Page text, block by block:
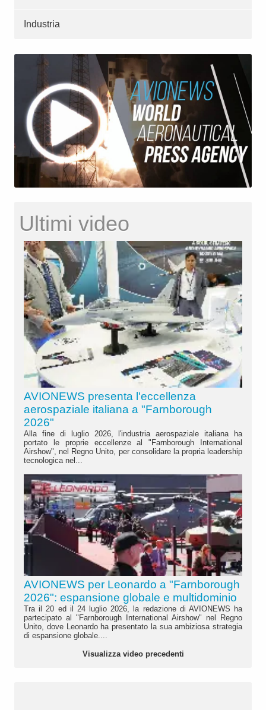
Industria
Ultimi video
AVIONEWS presenta l'eccellenza
aerospaziale italiana a "Farnborough
2026"
Alla fine di luglio 2026, l'industria aerospaziale italiana ha
portato le proprie eccellenze al "Farnborough International
Airshow", nel Regno Unito, per consolidare la propria leadership
tecnologica nel...
AVIONEWS per Leonardo a "Farnborough
2026": espansione globale e multidominio
Tra il 20 ed il 24 luglio 2026, la redazione di AVIONEWS ha
partecipato al "Farnborough International Airshow" nel Regno
Unito, dove Leonardo ha presentato la sua ambiziosa strategia
di espansione globale....
Visualizza video precedenti